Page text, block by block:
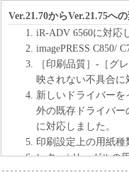
Ver.21.70からVer.21.75へ
iR-ADV 6560に対応
imagePRESS C850/
［印刷品質］-［グ
映されない不具合に
新しいドライバー
外の既存ドライバ
に対応しました。
印刷設定上の用紙種
レター/ リーガルの